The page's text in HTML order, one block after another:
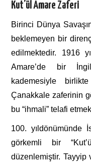
Kut’ül Amare Zaferi
Birinci Dünya
beklemeyen bir
edilmektedir. 1916
Amare’de bir
kademesiyle
Çanakkale zaferinin
bu “ihmali” telafi
100. yıldönümünde
görkemli bir
düzenlemiştir. Tayyip